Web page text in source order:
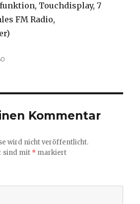
Touchdisplay, 7
FM Radio,
Kommentar
wird nicht veröffentlicht.
sind mit * markiert